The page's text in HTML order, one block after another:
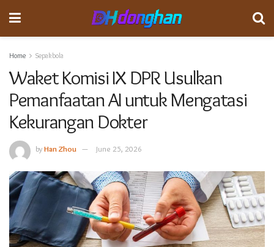
Home Sepakbola
Waket Komisi IX DPR Usulkan
Pemanfaatan AI untuk Mengatasi
Kekurangan Dokter
byHan Zhou June 25, 2026